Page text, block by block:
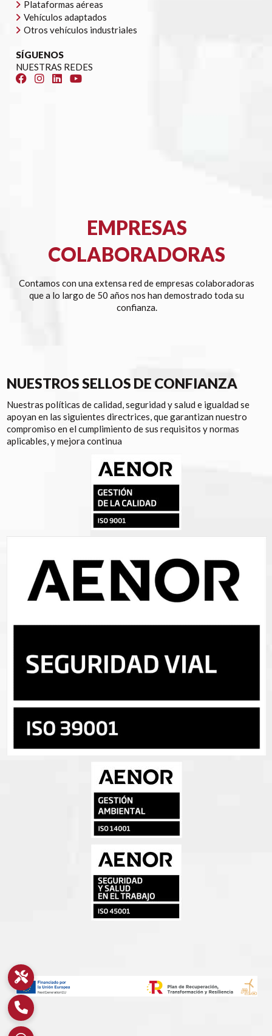
Plataformas aéreas
Vehículos adaptados
Otros vehículos industriales
SÍGUENOS
NUESTRAS REDES
EMPRESAS
COLABORADORAS
Contamos con una extensa red de empresas colaboradoras
que a lo largo de 50 años nos han demostrado toda su
confianza.
NUESTROS SELLOS DE CONFIANZA
Nuestras políticas de calidad, seguridad y salud e igualdad se
apoyan en las siguientes directrices, que garantizan nuestro
compromiso en el cumplimiento de sus requisitos y normas
aplicables, y mejora continua